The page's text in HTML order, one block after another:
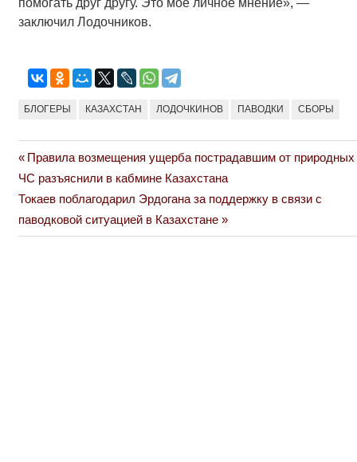
помогать друг другу. Это мое личное мнение», —
заключил Лодочников.
БЛОГЕРЫ КАЗАХСТАН ЛОДОЧКИНОВ ПАВОДКИ СБОРЫ
Навигация
по
записям
Previous
Post:
Правила возмещения ущерба пострадавшим от природных
ЧС разъяснили в кабмине Казахстана
Next
Post:
Токаев поблагодарил Эрдогана за поддержку в связи с
паводковой ситуацией в Казахстане